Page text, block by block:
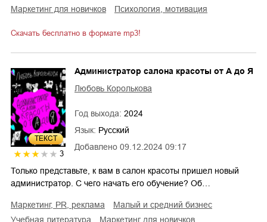
маркетинг для новичков
психология, мотивация
Скачать бесплатно в формате mp3!
ТЕКСТ
3
Добавлено 09.12.2024 09:17
Администратор салона красоты от А до Я
Любовь Королькова
Год выхода: 2024
Язык: Русский
Только представьте, к вам в салон красоты пришел новый
администратор. С чего начать его обучение? Об…
маркетинг, PR, реклама
малый и средний бизнес
учебная литература
маркетинг для новичков